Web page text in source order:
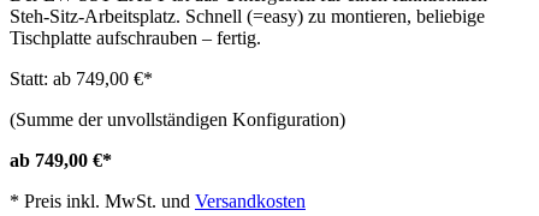
Steh-Sitz-Arbeitsplatz. Schnell (=easy) zu montieren, beliebige
Tischplatte aufschrauben – fertig.
Statt: ab 749,00 €*
(Summe der unvollständigen Konfiguration)
ab 749,00 €*
* Preis inkl. MwSt. und Versandkosten